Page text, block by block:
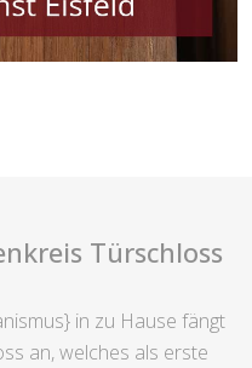
Türschloss
in zu Hause fängt
an, welches als erste